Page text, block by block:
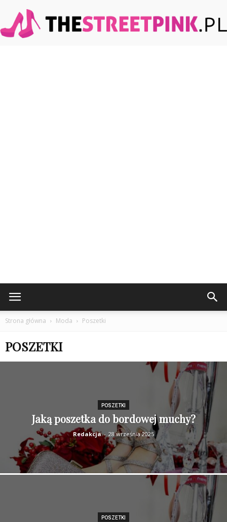
Strona główna Moda Poszetki
POSZETKI
POSZETKI
Jaką poszetka do bordowej muchy?
Redakcja - 28 września 2025
POSZETKI